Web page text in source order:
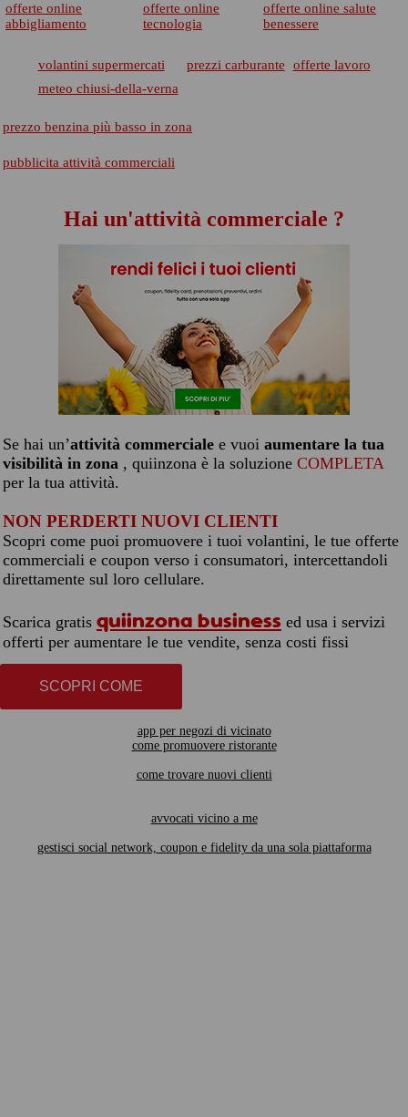
offerte online
abbigliamento
offerte online
tecnologia
offerte online salute
benessere
volantini supermercati prezzi carburante
offerte lavoro
meteo chiusi-della-verna
prezzo benzina più basso in zona
pubblicita attività commerciali
Hai un'attività commerciale ?
Se hai un’attività commerciale e vuoi aumentare la tua
visibilità in zona , quiinzona è la soluzione COMPLETA
per la tua attività.
NON PERDERTI NUOVI CLIENTI
Scopri come puoi promuovere i tuoi volantini, le tue offerte
commerciali e coupon verso i consumatori, intercettandoli
direttamente sul loro cellulare.
Scarica gratis quiinzona business ed usa i servizi
offerti per aumentare le tue vendite, senza costi fissi
SCOPRI COME
app per negozi di vicinato
come promuovere ristorante
come trovare nuovi clienti
avvocati vicino a me
gestisci social network, coupon e fidelity da una sola piattaforma